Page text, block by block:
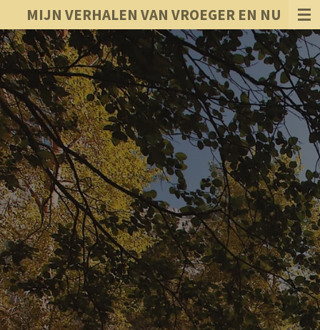
direct
naar
de
hoofdinhoud
MIJN VERHALEN VAN VROEGER EN NU